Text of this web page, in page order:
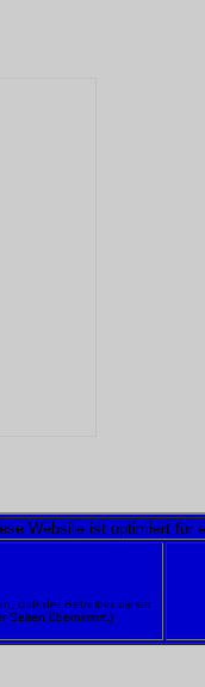
Website ist optimiert für
daß der Betreiber dieser
Seiten übernimmt.)